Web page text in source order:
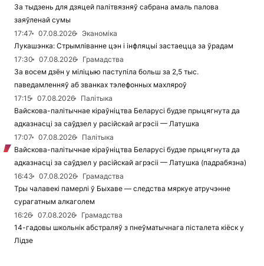
За тыдзень для дзяцей палітвязняў сабрана амаль палова
заяўленай сумы
17:47
07.08.2026
Эканоміка
Лукашэнка: Стрымліванне цэн і інфляцыі застаецца за ўрадам
17:30
07.08.2026
Грамадства
За восем дзён у міліцыю паступіла больш за 2,5 тыс.
паведамленняў аб званках тэлефонных махляроў
17:15
07.08.2026
Палітыка
Вайскова-палітычнае кіраўніцтва Беларусі будзе прыцягнута да
адказнасці за саўдзел у расійскай агрэсіі — Латушка
17:07
07.08.2026
Палітыка
Вайскова-палітычнае кіраўніцтва Беларусі будзе прыцягнута да
адказнасці за саўдзел у расійскай агрэсіі — Латушка (падрабязна)
16:43
07.08.2026
Грамадства
Тры чалавекі памерлі ў Быхаве — следства мяркуе атручэнне
сурагатным алкаголем
16:26
07.08.2026
Грамадства
14-гадовы школьнік абстраляў з пнеўматычнага пісталета кіёск у
Лідзе